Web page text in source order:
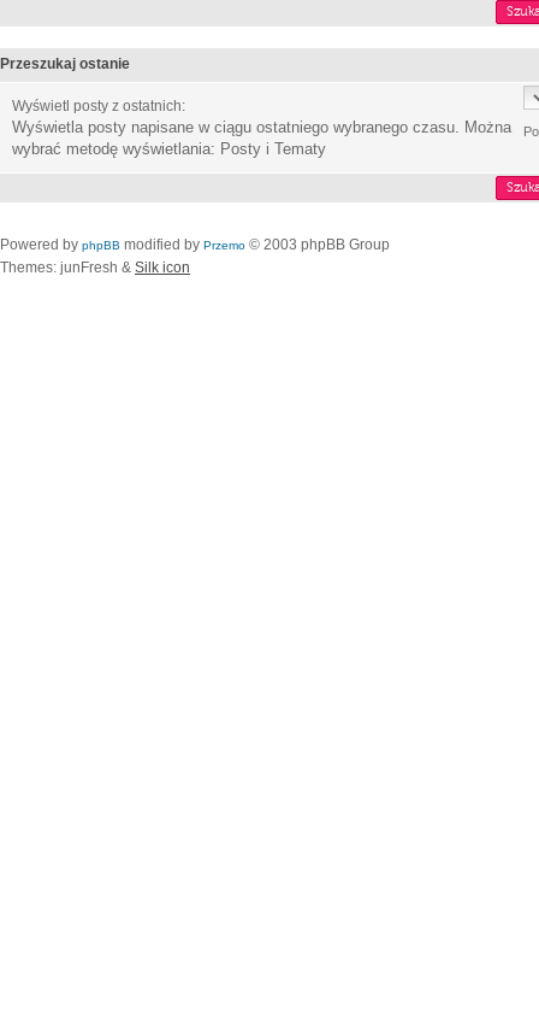
Przeszukaj ostanie
Wyświetl posty z ostatnich:
Wyświetla posty napisane w ciągu ostatniego wybranego czasu. Można
wybrać metodę wyświetlania: Posty i Tematy
Powered by phpBB modified by Przemo © 2003 phpBB Group
Themes: junFresh & Silk icon